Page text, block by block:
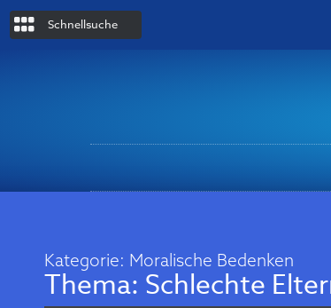
Schnellsuche
Kategorie: Moralische Bedenken
Thema: Schlechte